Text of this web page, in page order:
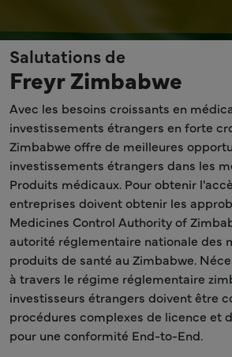
Salutations de
Freyr Zimbabwe
Avec les besoins croissants en
investissements étrangers en forte
Zimbabwe offre de meilleures
investissements étrangers dans les
Produits médicaux. Pour obtenir
entreprises doivent obtenir les
Medicines Control Authority of
autorité réglementaire nationale des
produits de santé au Zimbabwe.
à travers le régime réglementaire
investisseurs étrangers doivent être
procédures complexes de licence et
pour une conformité End-to-End.